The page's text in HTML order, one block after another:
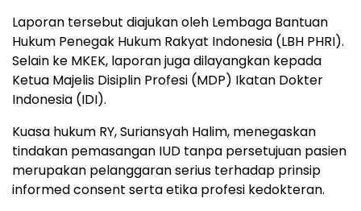
Laporan tersebut diajukan oleh Lembaga Bantuan
Hukum Penegak Hukum Rakyat Indonesia (LBH PHRI).
Selain ke MKEK, laporan juga dilayangkan kepada
Ketua Majelis Disiplin Profesi (MDP) Ikatan Dokter
Indonesia (IDI).
Kuasa hukum RY, Suriansyah Halim, menegaskan
tindakan pemasangan IUD tanpa persetujuan pasien
merupakan pelanggaran serius terhadap prinsip
informed consent serta etika profesi kedokteran.